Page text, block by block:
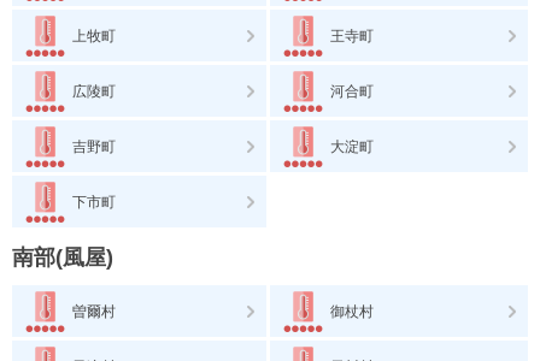
上牧町 王寺町
広陵町 河合町
吉野町 大淀町
下市町
南部(風屋)
曽爾村 御杖村